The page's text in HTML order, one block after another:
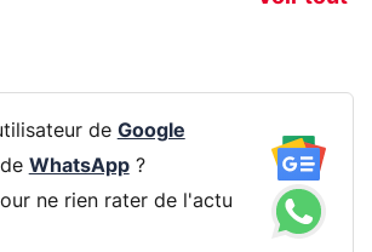
de Google
WhatsApp?
ne rien rater de l'actu